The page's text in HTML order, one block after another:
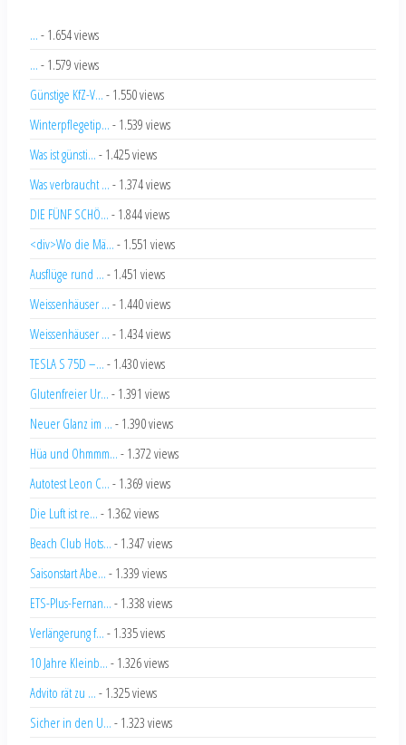
... - 1.654 views
... - 1.579 views
Günstige KfZ-V... - 1.550 views
Winterpflegetip... - 1.539 views
Was ist günsti... - 1.425 views
Was verbraucht ... - 1.374 views
DIE FÜNF SCHÖ... - 1.844 views
<div>Wo die Mä... - 1.551 views
Ausflüge rund ... - 1.451 views
Weissenhäuser ... - 1.440 views
Weissenhäuser ... - 1.434 views
TESLA S 75D –... - 1.430 views
Glutenfreier Ur... - 1.391 views
Neuer Glanz im ... - 1.390 views
Hüa und Ohmmm... - 1.372 views
Autotest Leon C... - 1.369 views
Die Luft ist re... - 1.362 views
Beach Club Hots... - 1.347 views
Saisonstart Abe... - 1.339 views
ETS-Plus-Fernan... - 1.338 views
Verlängerung f... - 1.335 views
10 Jahre Kleinb... - 1.326 views
Advito rät zu ... - 1.325 views
Sicher in den U... - 1.323 views